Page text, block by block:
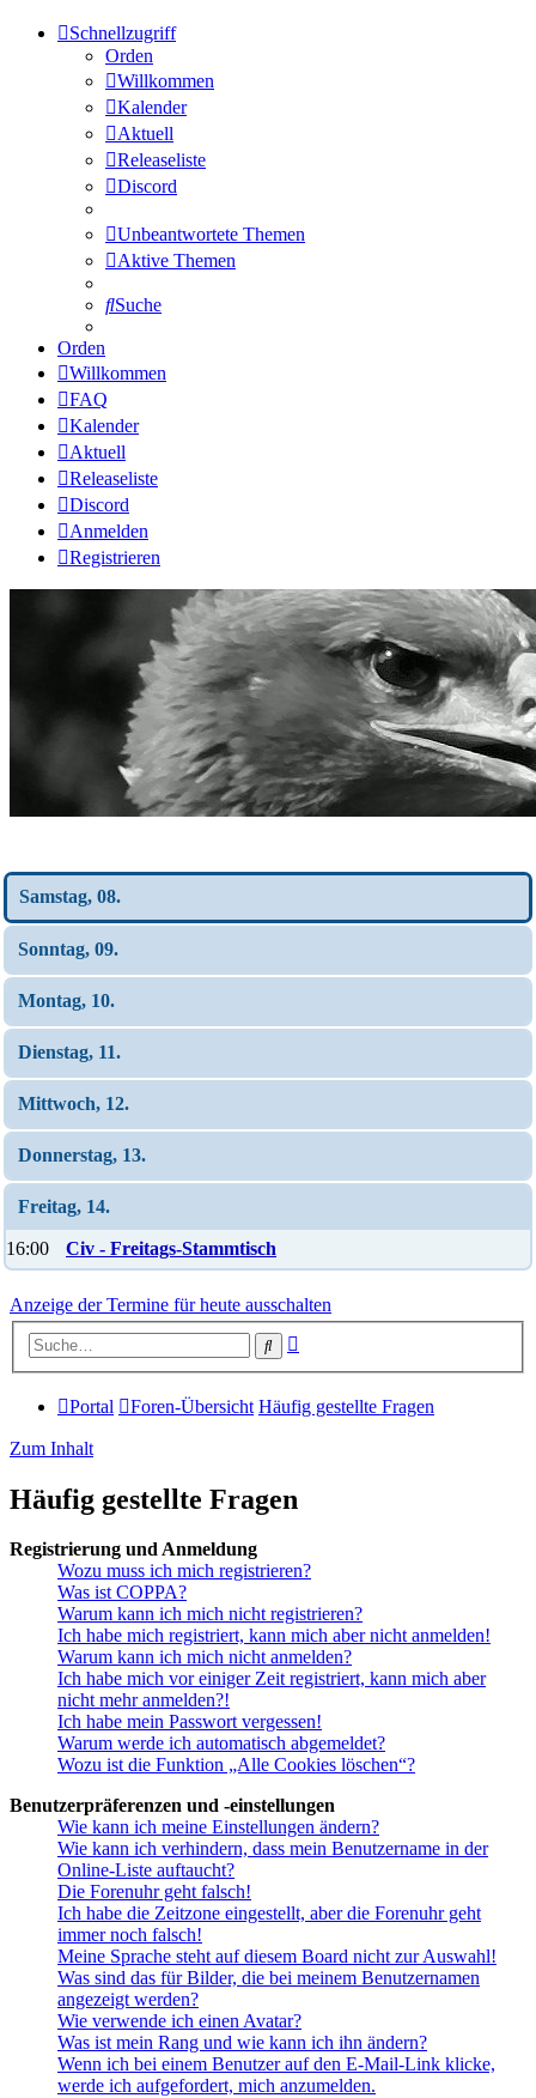
Schnellzugriff
Orden
Willkommen
Kalender
Aktuell
Releaseliste
Discord
Unbeantwortete Themen
Aktive Themen
Suche
Orden
Willkommen
FAQ
Kalender
Aktuell
Releaseliste
Discord
Anmelden
Registrieren
Samstag, 08.
Sonntag, 09.
Montag, 10.
Dienstag, 11.
Mittwoch, 12.
Donnerstag, 13.
Freitag, 14.
16:00 Civ - Freitags-Stammtisch
Anzeige der Termine für heute ausschalten
Suche
Portal Foren-Übersicht Häufig gestellte Fragen
Zum Inhalt
Häufig gestellte Fragen
Registrierung und Anmeldung
Wozu muss ich mich registrieren?
Was ist COPPA?
Warum kann ich mich nicht registrieren?
Ich habe mich registriert, kann mich aber nicht anmelden!
Warum kann ich mich nicht anmelden?
Ich habe mich vor einiger Zeit registriert, kann mich aber
nicht mehr anmelden?!
Ich habe mein Passwort vergessen!
Warum werde ich automatisch abgemeldet?
Wozu ist die Funktion „Alle Cookies löschen“?
Benutzerpräferenzen und -einstellungen
Wie kann ich meine Einstellungen ändern?
Wie kann ich verhindern, dass mein Benutzername in der
Online-Liste auftaucht?
Die Forenuhr geht falsch!
Ich habe die Zeitzone eingestellt, aber die Forenuhr geht
immer noch falsch!
Meine Sprache steht auf diesem Board nicht zur Auswahl!
Was sind das für Bilder, die bei meinem Benutzernamen
angezeigt werden?
Wie verwende ich einen Avatar?
Was ist mein Rang und wie kann ich ihn ändern?
Wenn ich bei einem Benutzer auf den E-Mail-Link klicke,
werde ich aufgefordert, mich anzumelden.